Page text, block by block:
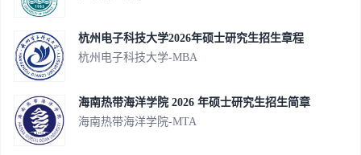
杭州电子科技大学2026年硕士研究生招生章程
杭州电子科技大学-MBA
海南热带海洋学院 2026 年硕士研究生招生简章
海南热带海洋学院-MTA